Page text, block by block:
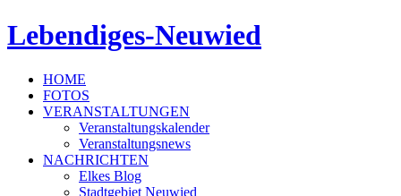
Lebendiges-Neuwied
HOME
FOTOS
VERANSTALTUNGEN
Veranstaltungskalender
Veranstaltungsnews
NACHRICHTEN
Elkes Blog
Stadtgebiet Neuwied